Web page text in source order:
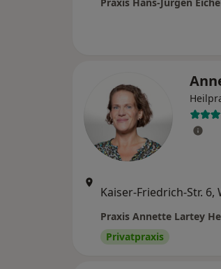
Praxis Annette Lartey
Privatpraxis